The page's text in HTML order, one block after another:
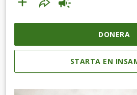
DONERA
STARTA EN